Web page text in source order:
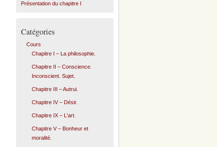
Présentation du chapitre I
Catégories
Cours
Chapitre I – La philosophie.
Chapitre II – Conscience.
Inconscient. Sujet.
Chapitre III – Autrui.
Chapitre IV – Désir.
Chapitre IX – L'art.
Chapitre V – Bonheur et
moralité.